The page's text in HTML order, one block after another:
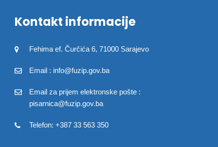
Kontakt informacije
Fehima ef. Čurčića 6, 71000 Sarajevo
Email : info@fuzip.gov.ba
Email za prijem elektronske pošte :
pisarnica@fuzip.gov.ba
Telefon: +387 33 563 350